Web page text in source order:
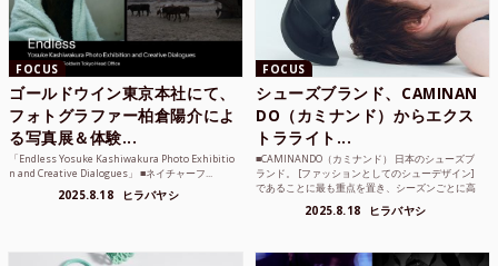
FOCUS
ゴールドウイン東京本社にて、
フォトグラファー柏倉陽介によ
る写真展＆体験...
「Endless Yosuke Kashiwakura Photo Exhibitio
n and Creative Dialogues」 ■ネイチャーフ...
2025.8.18 ヒラバヤシ
FOCUS
シューズブランド、CAMINAN
DO（カミナンド）からエクス
トラライト...
■CAMINANDO（カミナンド） 日本のシューズブ
ランド。 [ファッションとしてのシューデザイン]
であることに最も重点を置き、シーズンごとに高
2025.8.18 ヒラバヤシ